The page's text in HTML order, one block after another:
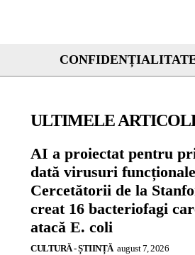
ULTIMELE
AI a proiectat pentru
dată virusuri
Cercetătorii de la
creat 16 bacteriofagi
atacă E. coli
CULTURĂ - ȘTIINȚĂ august 7, 2026